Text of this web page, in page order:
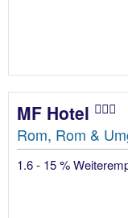
MF Hotel
Rom, Rom &
1.6 - 15 %